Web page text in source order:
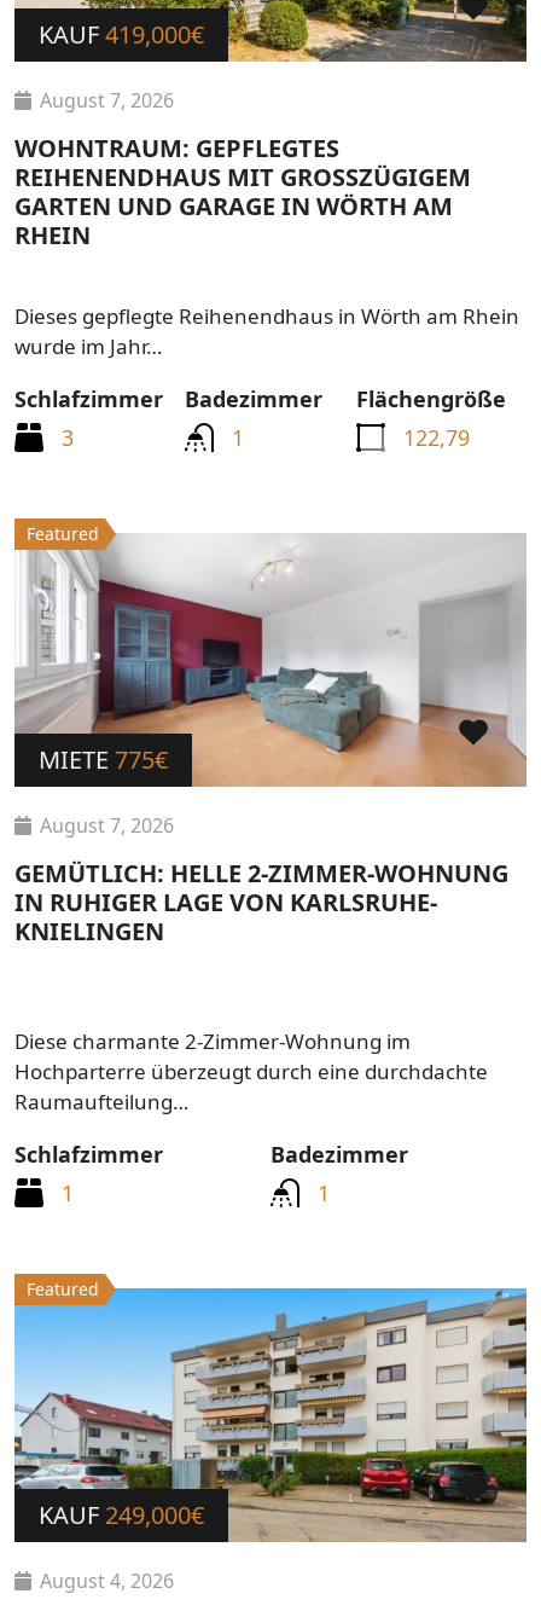
KAUF419,000€
August 7, 2026
WOHNTRAUM: GEPFLEGTES
REIHENENDHAUS MIT GROSSZÜGIGEM G
ARTEN UND GARAGE IN WÖRTH AM R
HEIN
Dieses gepflegte Reihenendhaus in Wörth am Rhein
wurde im Jahr…
Schlafzimmer
3
Badezimmer
1
Flächengröße
122,79
Featured
MIETE 775€
August 7, 2026
GEMÜTLICH: HELLE 2-ZIMMER-WOHNUNG
IN RUHIGER LAGE VON KARLSRUHE-
KNIELINGEN
Diese charmante 2-Zimmer-Wohnung im
Hochparterre überzeugt durch eine durchdachte
Raumaufteilung…
Schlafzimmer
1
Badezimmer
1
Featured
KAUF 249,000€
August 4, 2026